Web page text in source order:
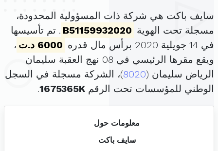
سايف باكت هي شركة ذات المسؤولية المحدودة،
مسجلة تحت الهوية B51159932020 . تم تأسيسها
في 14 جويلية 2020 برأس مال قدره
6000 د.ت
،
ويقع مقرها الرئيسي في 08 نهج العقبة سليمان
الرياض سليمان (8020)، الشركة مسجلة في السجل
الوطني للمؤسسات تحت الرقم 1675365K
.
معلومات حول
سايف باكت